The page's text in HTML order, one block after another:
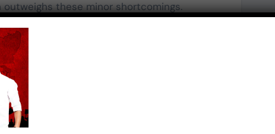
these minor shortcomings.
pair